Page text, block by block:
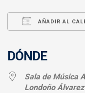
AÑADIR AL
DÓNDE
Sala de Música
Londoño Álvarez